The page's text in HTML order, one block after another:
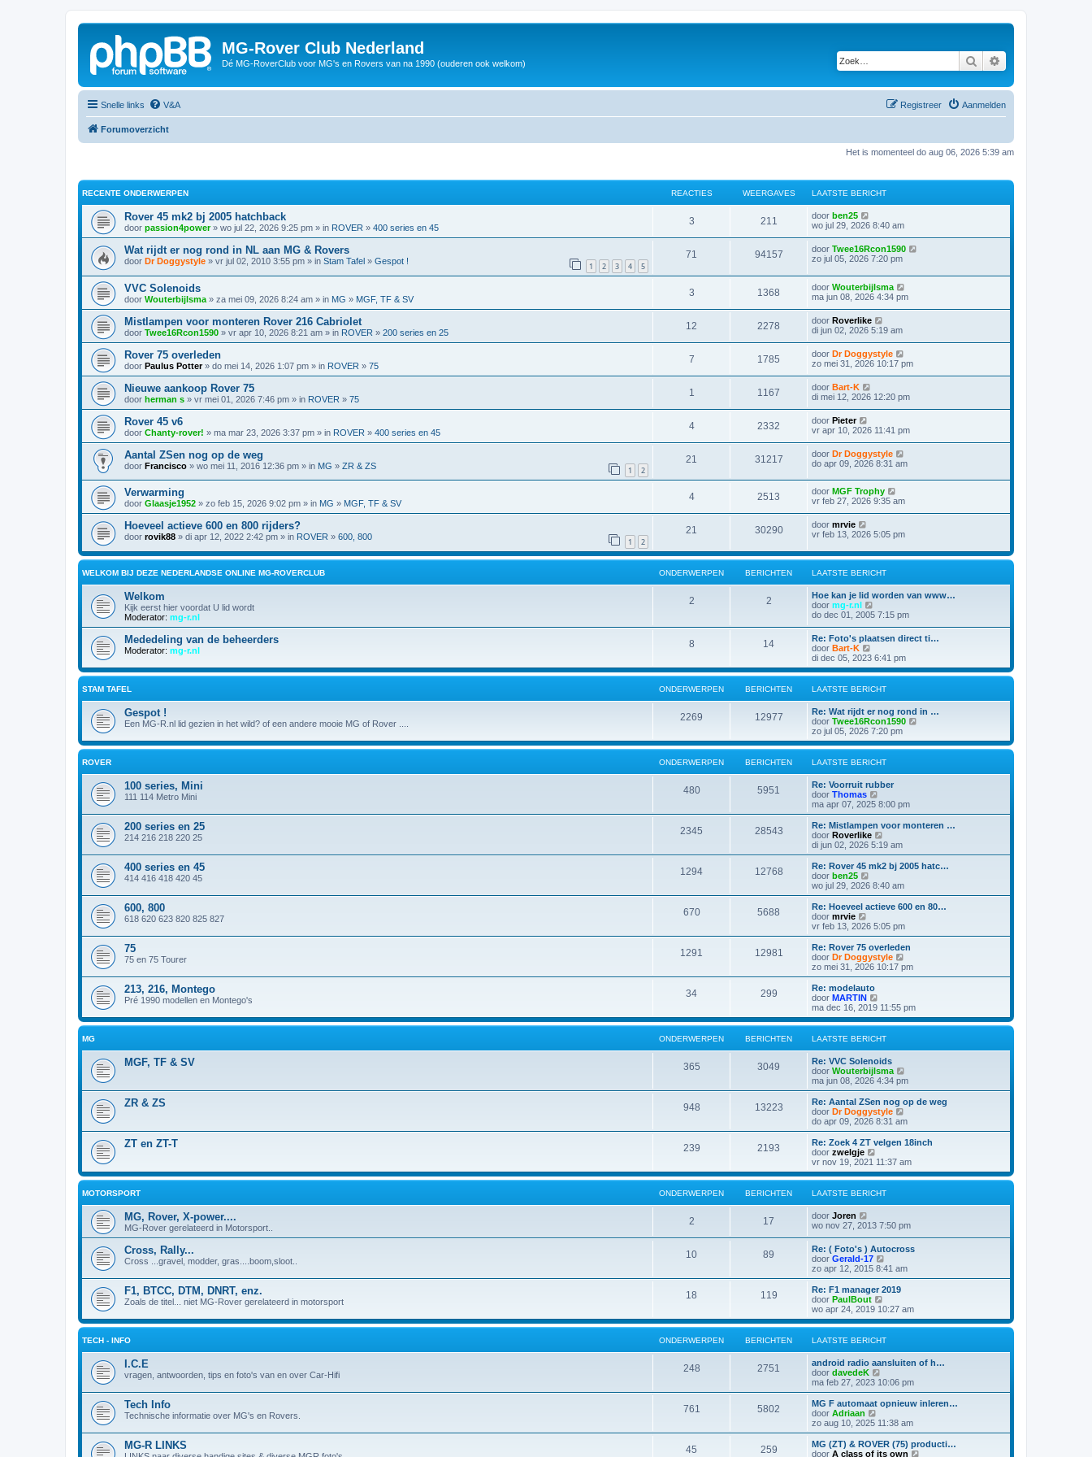
MG-Rover Club Nederland
Dé MG-RoverClub voor MG's en Rovers van na 1990 (ouderen ook welkom) Zoek
Snelle links V&A Aanmelden
Registreer
Forumoverzicht
Het is momenteel do aug 06, 2026 5:39 am
RECENTE ONDERWERPEN REACTIES WEERGAVES LAATSTE BERICHT
Rover 45 mk2 bj 2005 hatchback
door passion4power» wo jul 22, 2026 9:25 pm » in ROVER » 400 series en 45
3 211 door ben25
wo jul 29, 2026 8:40 am
Wat rijdt er nog rond in NL aan MG & Rovers
1 2 3 4 5
door Dr Doggystyle » vr jul 02, 2010 3:55 pm » in Stam Tafel » Gespot !
71 94157 door Twee16Rcon1590
zo jul 05, 2026 7:20 pm
VVC Solenoids
door Wouterbijlsma » za mei 09, 2026 8:24 am » in MG » MGF, TF & SV
3 1368 door Wouterbijlsma
ma jun 08, 2026 4:34 pm
Mistlampen voor monteren Rover 216 Cabriolet
door Twee16Rcon1590 » vr apr 10, 2026 8:21 am » in ROVER » 200 series en 25
12 2278 door Roverlike
di jun 02, 2026 5:19 am
Rover 75 overleden
door Paulus Potter» do mei 14, 2026 1:07 pm » in ROVER » 75
7 1785 door Dr Doggystyle
zo mei 31, 2026 10:17 pm
Nieuwe aankoop Rover 75
door herman s » vr mei 01, 2026 7:46 pm » in ROVER » 75
1 1167 door Bart-K
di mei 12, 2026 12:20 pm
Rover 45 v6
door Chanty-rover! » ma mar 23, 2026 3:37 pm » in ROVER » 400 series en 45
4 2332 door Pieter
vr apr 10, 2026 11:41 pm
Aantal ZSen nog op de weg
1 2
door Francisco » wo mei 11, 2016 12:36 pm » in MG » ZR & ZS
21 31217 door Dr Doggystyle
do apr 09, 2026 8:31 am
Verwarming
door Glaasje1952 » zo feb 15, 2026 9:02 pm » in MG » MGF, TF & SV
4 2513 door MGF Trophy
vr feb 27, 2026 9:35 am
Hoeveel actieve 600 en 800 rijders?
1 2
door rovik88 » di apr 12, 2022 2:42 pm » in ROVER » 600, 800
21 30290 door mrvie
vr feb 13, 2026 5:05 pm
WELKOM BIJ DEZE NEDERLANDSE ONLINE MG-ROVERCLUB ONDERWERPEN BERICHTEN LAATSTE BERICHT
Welkom
Kijk eerst hier voordat U lid wordt
Moderator: mg-r.nl
2 2
Hoe kan je lid worden van www…
door mg-r.nl
e
j
k
l
a
t
s
t
e
b
e
r
i
h
t
do dec 01, 2005 7:15 pm
Mededeling van de beheerders
Moderator: mg-r.nl
8 14
Re: Foto's plaatsen direct ti…
door Bart-K
e
k
i
j
a
a
t
s
e
b
e
r
i
c
h
t
di dec 05, 2023 6:41 pm
STAM TAFEL ONDERWERPEN BERICHTEN LAATSTE BERICHT
Gespot !
Een MG-R.nl lid gezien in het wild? of een andere mooie MG of Rover ....
2269 12977
Re: Wat rijdt er nog rond in …
door Twee16Rcon1590
k
i
s
t
e
r
h
t
zo jul 05, 2026 7:20 pm
ROVER ONDERWERPEN BERICHTEN LAATSTE BERICHT
100 series, Mini
111 114 Metro Mini
480 5951
Re: Voorruit rubber
door Thomas
e
k
j
k
a
a
s
e
e
r
i
c
h
t
ma apr 07, 2025 8:00 pm
200 series en 25
214 216 218 220 25
2345 28543
Re: Mistlampen voor monteren …
door Roverlike
e
k
i
k
a
t
s
e
b
e
r
h
t
di jun 02, 2026 5:19 am
400 series en 45
414 416 418 420 45
1294 12768
Re: Rover 45 mk2 bj 2005 hatc…
door ben25
e
k
i
k
a
t
s
e
b
e
r
c
h
t
wo jul 29, 2026 8:40 am
600, 800
618 620 623 820 825 827
670 5688
Re: Hoeveel actieve 600 en 80…
door mrvie
e
k
i
j
k
a
a
t
s
t
b
e
r
i
c
h
t
vr feb 13, 2026 5:05 pm
75
75 en 75 Tourer
1291 12981
Re: Rover 75 overleden
door Dr Doggystyle
e
k
k
l
a
s
b
e
r
c
h
t
zo mei 31, 2026 10:17 pm
213, 216, Montego
Pré 1990 modellen en Montego's
34 299
Re: modelauto
door MARTIN
e
k
i
j
a
a
t
s
t
e
b
e
r
c
h
t
ma dec 16, 2019 11:55 pm
MG ONDERWERPEN BERICHTEN LAATSTE BERICHT
MGF, TF & SV 365 3049
Re: VVC Solenoids
door Wouterbijlsma
e
k
i
k
a
a
s
t
e
i
c
h
t
ma jun 08, 2026 4:34 pm
ZR & ZS 948 13223
Re: Aantal ZSen nog op de weg
door Dr Doggystyle
e
k
i
k
a
s
e
b
e
i
c
do apr 09, 2026 8:31 am
ZT en ZT-T 239 2193
Re: Zoek 4 ZT velgen 18inch
door zwelgje
e
k
i
j
a
t
s
t
e
b
e
r
c
h
t
vr nov 19, 2021 11:37 am
MOTORSPORT ONDERWERPEN BERICHTEN LAATSTE BERICHT
MG, Rover, X-power....
MG-Rover gerelateerd in Motorsport..
2 17 door Joren
e
j
k
l
a
a
t
s
t
e
b
e
r
i
c
h
t
wo nov 27, 2013 7:50 pm
Cross, Rally...
Cross ...gravel, modder, gras....boom,sloot..
10 89
Re: ( Foto's ) Autocross
door Gerald-17
e
k
i
k
a
a
s
t
b
e
r
c
h
t
zo apr 12, 2015 8:41 am
F1, BTCC, DTM, DNRT, enz.
Zoals de titel... niet MG-Rover gerelateerd in motorsport
18 119
Re: F1 manager 2019
door PaulBout
e
k
i
j
a
t
s
t
b
e
r
i
wo apr 24, 2019 10:27 am
TECH - INFO ONDERWERPEN BERICHTEN LAATSTE BERICHT
I.C.E
vragen, antwoorden, tips en foto's van en over Car-Hifi
248 2751
android radio aansluiten of h…
door davedeK
e
k
i
k
a
a
ma feb 27, 2023 10:06 pm
Tech Info
Technische informatie over MG's en Rovers.
761 5802
MG F automaat opnieuw inleren…
door Adriaan
e
k
i
j
zo aug 10, 2025 11:38 am
MG-R LINKS 45 259
MG (ZT) & ROVER (75) producti…
door A class of its own